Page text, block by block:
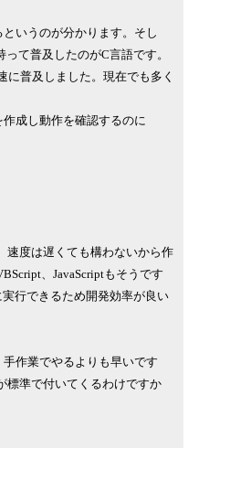
いうのが分かります。そし
て普及したのがC言語です。
普及しました。現在でも多く
成し動作を確認するのに
度は遅くても構わないから作
、JavaScriptもそうです
行できるため開発効率が良い
作業でやるよりも早いです
標準で付いてくるわけですか